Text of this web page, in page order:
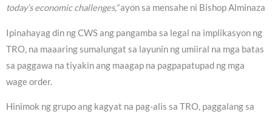
today’s economic challenges,”ayon sa mensahe ni Bishop Alminaza
Ipinahayag din ng CWS ang pangamba sa legal na implikasyon ng
TRO, na maaaring sumalungat sa layunin ng umiiral na mga batas
sa paggawa na tiyakin ang maagap na pagpapatupad ng mga
wage order.
Hinimok ng grupo ang kagyat na pag-alis sa TRO, paggalang sa